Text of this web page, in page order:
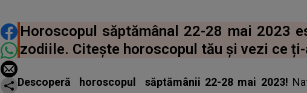
DISTRIBUIE ARTICOLUL
Horoscopul săptămânal 22-28 mai 2023
zodiile. Citește horoscopul tău și vezi ce
Descoperă horoscopul săptămânii 22-28 mai 2023!